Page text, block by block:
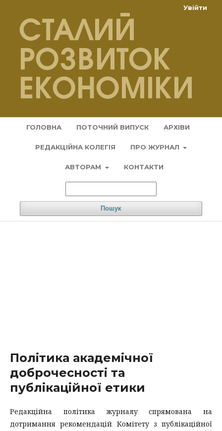
ГОЛОВНА ПОТОЧНИЙ ВИПУСК АРХІВИ
РЕДАКЦІЙНА КОЛЕГІЯ ПРО ЖУРНАЛ
АВТОРАМ КОНТАКТИ
Пошук
Увійти
Політика академічної
доброчесності та
публікаційної етики
Редакційна політика журналу спрямована на
дотримання рекомендацій Комітету з публікаційної